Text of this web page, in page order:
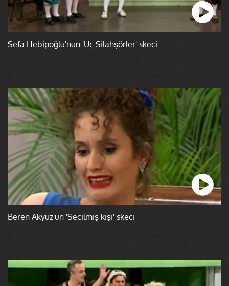
Sefa Hebipoğlu'nun 'Üç Silahşörler' skeci
Beren Akyüz'ün 'Seçilmiş kişi' skeci